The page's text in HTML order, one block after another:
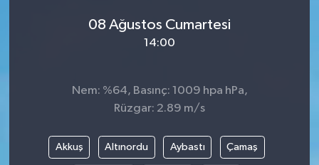
08 Ağustos Cumartesi
14:00
Nem: %64, Basınç: 1009 hpa hPa,
Rüzgar: 2.89 m/s
Akkuş Altınordu Aybastı Çamaş